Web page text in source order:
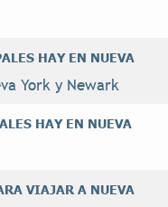
HAY EN NUEVA
York y Newark
HAY EN NUEVA
VIAJAR A NUEVA